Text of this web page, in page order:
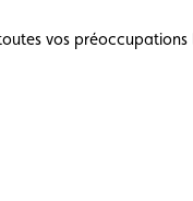
vos préoccupations